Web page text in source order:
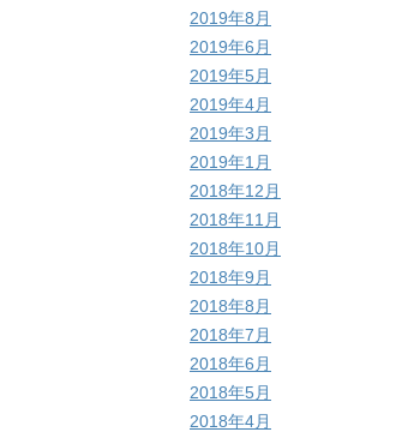
2019年8月
2019年6月
2019年5月
2019年4月
2019年3月
2019年1月
2018年12月
2018年11月
2018年10月
2018年9月
2018年8月
2018年7月
2018年6月
2018年5月
2018年4月